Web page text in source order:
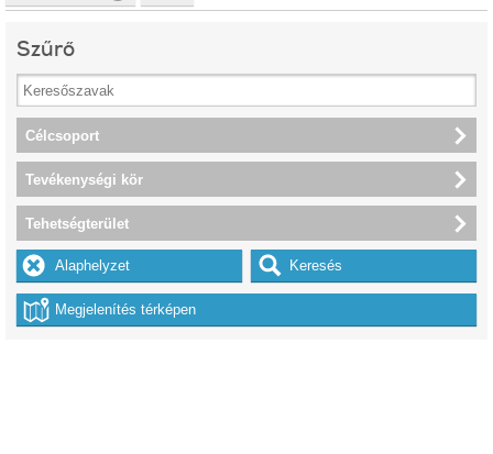
Szűrő
Célcsoport
Tevékenységi kör
Tehetségterület